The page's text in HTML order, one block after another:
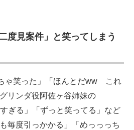
度見案件」と笑ってしまう
ゃ笑った」「ほんとだww これ
リンダ役阿佐ヶ谷姉妹の
ぎる」「ずっと笑ってる」など
毎度引っかかる」「めっっっち